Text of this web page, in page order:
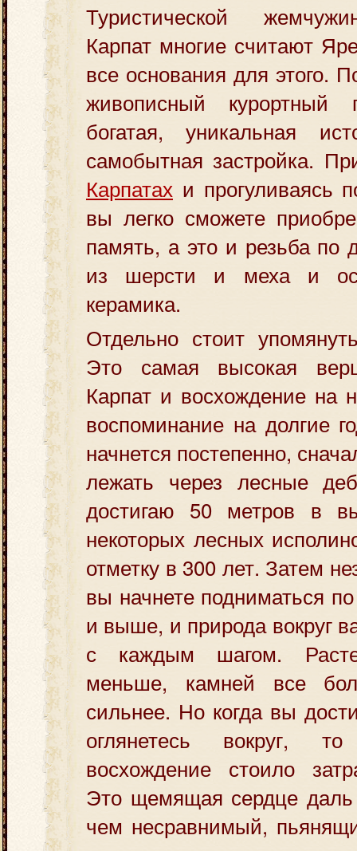
Туристической
Карпат многие считают
все основания для этого.
живописный курортный
богатая, уникальная
самобытная застройка.
Карпатах и прогуливаясь
вы легко сможете
память, а это и резьба по
из шерсти и меха и
керамика.
Отдельно стоит
Это самая высокая
Карпат и восхождение на
воспоминание на долгие
начнется постепенно,
лежать через лесные
достигаю 50 метров в
некоторых лесных
отметку в 300 лет. Затем
вы начнете подниматься
и выше, и природа вокруг
с каждым шагом.
меньше, камней все
сильнее. Но когда вы
оглянетесь вокруг,
восхождение стоило
Это щемящая сердце даль
чем несравнимый,